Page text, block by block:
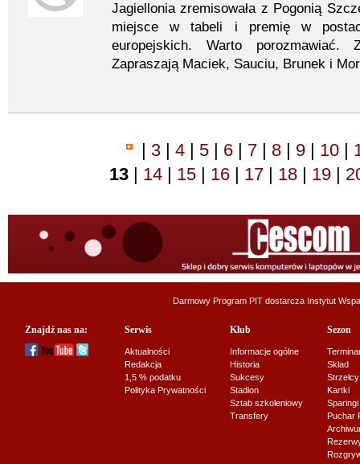
Jagiellonia zremisowała z Pogonią
miejsce w tabeli i premię w
europejskich. Warto porozmawiać.
Zapraszają Maciek, Sauciu, Brunek i
| 3 | 4 | 5 | 6 | 7 | 8 | 9 | 10 |
13 | 14 | 15 | 16 | 17 | 18 | 19 |
Darmowy Program PIT dostarcza Instytut
Znajdź nas na: Serwis
Aktualności
Redakcja
1,5 % podatku
Polityka Prywatności
Klub
Informacje ogólne
Historia
Sukcesy
Stadion
Sztab szkoleniowy
Transfery
Sezon
Skład
Strzelcy
Kartki
Sparingi
Puchar